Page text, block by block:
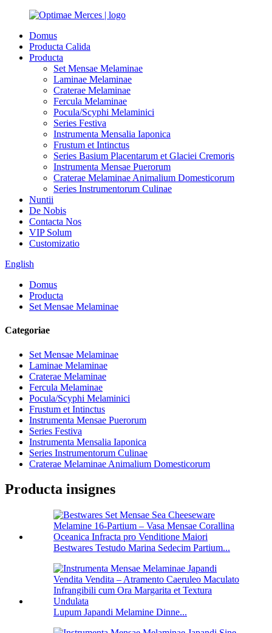
Domus
Producta Calida
Producta
Set Mensae Melaminae
Laminae Melaminae
Craterae Melaminae
Fercula Melaminae
Pocula/Scyphi Melaminici
Series Festiva
Instrumenta Mensalia Iaponica
Frustum et Intinctus
Series Basium Placentarum et Glaciei Cremoris
Instrumenta Mensae Puerorum
Craterae Melaminae Animalium Domesticorum
Series Instrumentorum Culinae
Nuntii
De Nobis
Contacta Nos
VIP Solum
Customizatio
English
Domus
Producta
Set Mensae Melaminae
Categoriae
Set Mensae Melaminae
Laminae Melaminae
Craterae Melaminae
Fercula Melaminae
Pocula/Scyphi Melaminici
Frustum et Intinctus
Instrumenta Mensae Puerorum
Series Festiva
Instrumenta Mensalia Iaponica
Series Instrumentorum Culinae
Craterae Melaminae Animalium Domesticorum
Producta insignes
Bestwares Testudo Marina Sedecim Partium...
Lupum Japandi Melamine Dinne...